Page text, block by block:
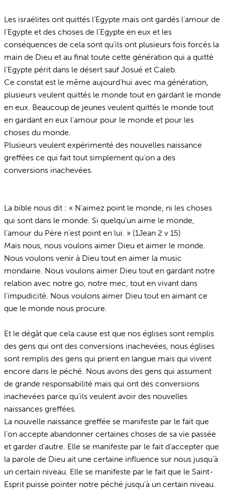
Les israélites ont quittés l’Egypte mais ont gardés l’amour de
l’Egypte et des choses de l’Egypte en eux et les
conséquences de cela sont qu’ils ont plusieurs fois forcés la
main de Dieu et au final toute cette génération qui a quitté
l’Egypte périt dans le désert sauf Josué et Caleb.
Ce constat est le même aujourd’hui avec ma génération,
plusieurs veulent quittés le monde tout en gardant le monde
en eux. Beaucoup de jeunes veulent quittés le monde tout
en gardant en eux l’amour pour le monde et pour les
choses du monde.
Plusieurs veulent expérimenté des nouvelles naissance
greffées ce qui fait tout simplement qu’on a des
conversions inachevées.
La bible nous dit : « ‭‭N’aimez point le monde, ni les choses
qui sont dans le monde. Si quelqu’un aime le monde,
l’amour du Père n’est point en lui. » (1Jean 2 v 15)
Mais nous, nous voulons aimer Dieu et aimer le monde.
Nous voulons venir à Dieu tout en aimer la music
mondaine. Nous voulons aimer Dieu tout en gardant notre
relation avec notre go, notre mec, tout en vivant dans
l’impudicité. Nous voulons aimer Dieu tout en aimant ce
que le monde nous procure.
Et le dégât que cela cause est que nos églises sont remplis
des gens qui ont des conversions inachevées, nous églises
sont remplis des gens qui prient en langue mais qui vivent
encore dans le péché. Nous avons des gens qui assument
de grande responsabilité mais qui ont des conversions
inachevées parce qu’ils veulent avoir des nouvelles
naissances greffées.
La nouvelle naissance greffée se manifeste par le fait que
l’on accepte abandonner certaines choses de sa vie passée
et garder d’autre. Elle se manifeste par le fait d’accepter que
la parole de Dieu ait une certaine influence sur nous jusqu’à
un certain niveau. Elle se manifeste par le fait que le Saint-
Esprit puisse pointer notre péché jusqu’à un certain niveau.